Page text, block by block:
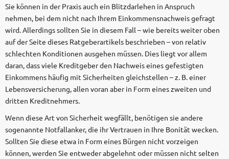
Sie können in der Praxis auch ein Blitzdarlehen in Anspruch
nehmen, bei dem nicht nach Ihrem Einkommensnachweis gefragt
wird. Allerdings sollten Sie in diesem Fall – wie bereits weiter oben
auf der Seite dieses Ratgeberartikels beschrieben – von relativ
schlechten Konditionen ausgehen müssen. Dies liegt vor allem
daran, dass viele Kreditgeber den Nachweis eines gefestigten
Einkommens häufig mit Sicherheiten gleichstellen – z. B. einer
Lebensversicherung, allen voran aber in Form eines zweiten und
dritten Kreditnehmers.
Wenn diese Art von Sicherheit wegfällt, benötigen sie andere
sogenannte Notfallanker, die ihr Vertrauen in Ihre Bonität wecken.
Sollten Sie diese etwa in Form eines Bürgen nicht vorzeigen
können, werden Sie entweder abgelehnt oder müssen nicht selten